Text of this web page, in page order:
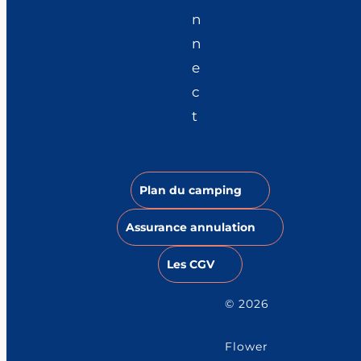
n
n
e
c
t
Plan du camping
Assurance annulation
Les CGV
© 2026
Flower